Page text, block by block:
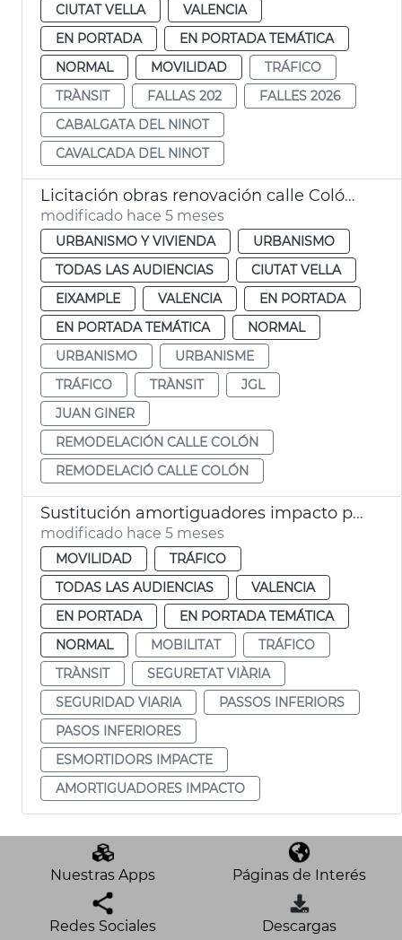
CIUTAT VELLA
VALENCIA
EN PORTADA
EN PORTADA TEMÁTICA
NORMAL
MOVILIDAD
TRÁFICO
TRÀNSIT
FALLAS 202
FALLES 2026
CABALGATA DEL NINOT
CAVALCADA DEL NINOT
Licitación obras renovación calle Colón València
modificado hace 5 meses
URBANISMO Y VIVIENDA
URBANISMO
TODAS LAS AUDIENCIAS
CIUTAT VELLA
EIXAMPLE
VALENCIA
EN PORTADA
EN PORTADA TEMÁTICA
NORMAL
URBANISMO
URBANISME
TRÁFICO
TRÀNSIT
JGL
JUAN GINER
REMODELACIÓN CALLE COLÓN
REMODELACIÓ CALLE COLÓN
Sustitución amortiguadores impacto pasos inferiores València
modificado hace 5 meses
MOVILIDAD
TRÁFICO
TODAS LAS AUDIENCIAS
VALENCIA
EN PORTADA
EN PORTADA TEMÁTICA
NORMAL
MOBILITAT
TRÁFICO
TRÀNSIT
SEGURETAT VIÀRIA
SEGURIDAD VIARIA
PASSOS INFERIORS
PASOS INFERIORES
ESMORTIDORS IMPACTE
AMORTIGUADORES IMPACTO
Nuestras Apps Páginas de Interés
Redes Sociales Descargas